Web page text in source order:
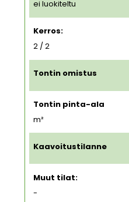
ei luokiteltu
Kerros:
2 / 2
Tontin omistus
Tontin pinta-ala
m²
Kaavoitustilanne
Muut tilat:
-